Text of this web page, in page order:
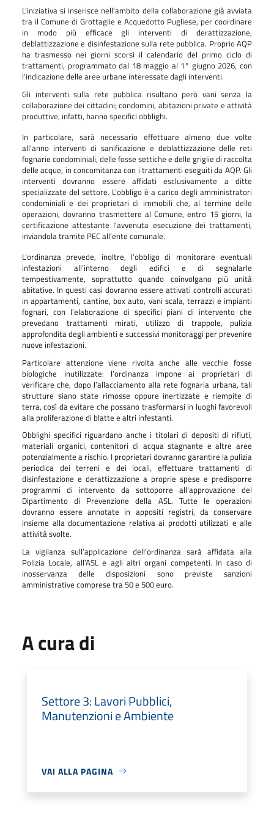
L’iniziativa si inserisce nell’ambito della collaborazione già avviata
tra il Comune di Grottaglie e Acquedotto Pugliese, per coordinare
in modo più efficace gli interventi di derattizzazione,
deblattizzazione e disinfestazione sulla rete pubblica. Proprio AQP
ha trasmesso nei giorni scorsi il calendario del primo ciclo di
trattamenti, programmato dal 18 maggio al 1° giugno 2026, con
l’indicazione delle aree urbane interessate dagli interventi.
Gli interventi sulla rete pubblica risultano però vani senza la
collaborazione dei cittadini; condomini, abitazioni private e attività
produttive, infatti, hanno specifici obblighi.
In particolare, sarà necessario effettuare almeno due volte
all’anno interventi di sanificazione e deblattizzazione delle reti
fognarie condominiali, delle fosse settiche e delle griglie di raccolta
delle acque, in concomitanza con i trattamenti eseguiti da AQP. Gli
interventi dovranno essere affidati esclusivamente a ditte
specializzate del settore. L’obbligo è a carico degli amministratori
condominiali e dei proprietari di immobili che, al termine delle
operazioni, dovranno trasmettere al Comune, entro 15 giorni, la
certificazione attestante l’avvenuta esecuzione dei trattamenti,
inviandola tramite PEC all’ente comunale.
L’ordinanza prevede, inoltre, l’obbligo di monitorare eventuali
infestazioni all’interno degli edifici e di segnalarle
tempestivamente, soprattutto quando coinvolgano più unità
abitative. In questi casi dovranno essere attivati controlli accurati
in appartamenti, cantine, box auto, vani scala, terrazzi e impianti
fognari, con l’elaborazione di specifici piani di intervento che
prevedano trattamenti mirati, utilizzo di trappole, pulizia
approfondita degli ambienti e successivi monitoraggi per prevenire
nuove infestazioni.
Particolare attenzione viene rivolta anche alle vecchie fosse
biologiche inutilizzate: l’ordinanza impone ai proprietari di
verificare che, dopo l’allacciamento alla rete fognaria urbana, tali
strutture siano state rimosse oppure inertizzate e riempite di
terra, così da evitare che possano trasformarsi in luoghi favorevoli
alla proliferazione di blatte e altri infestanti.
Obblighi specifici riguardano anche i titolari di depositi di rifiuti,
materiali organici, contenitori di acqua stagnante e altre aree
potenzialmente a rischio. I proprietari dovranno garantire la pulizia
periodica dei terreni e dei locali, effettuare trattamenti di
disinfestazione e derattizzazione a proprie spese e predisporre
programmi di intervento da sottoporre all’approvazione del
Dipartimento di Prevenzione della ASL. Tutte le operazioni
dovranno essere annotate in appositi registri, da conservare
insieme alla documentazione relativa ai prodotti utilizzati e alle
attività svolte.
La vigilanza sull’applicazione dell’ordinanza sarà affidata alla
Polizia Locale, all’ASL e agli altri organi competenti. In caso di
inosservanza delle disposizioni sono previste sanzioni
amministrative comprese tra 50 e 500 euro.
A cura di
Settore 3: Lavori Pubblici,
Manutenzioni e Ambiente
VAI ALLA PAGINA